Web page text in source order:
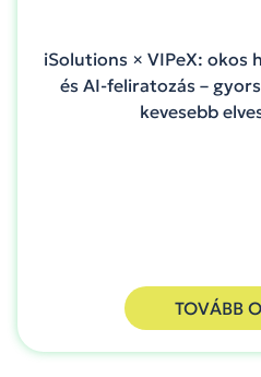
iSolutions × VIPeX: okos
és AI-feliratozás –
kevesebb
TOVÁBB